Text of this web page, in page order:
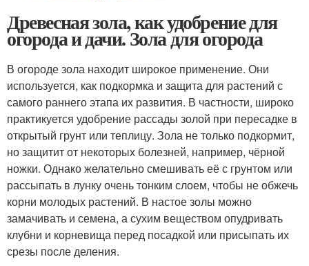
Древесная зола, как удобрение для
огорода и дачи. Зола для огорода
В огороде зола находит широкое применение. Они
используется, как подкормка и защита для растений с
самого раннего этапа их развития. В частности, широко
практикуется удобрение рассады золой при пересадке в
открытый грунт или теплицу. Зола не только подкормит,
но защитит от некоторых болезней, например, чёрной
ножки. Однако желательно смешивать её с грунтом или
рассыпать в лунку очень тонким слоем, чтобы не обжечь
корни молодых растений. В настое золы можно
замачивать и семена, а сухим веществом опудривать
клубни и корневища перед посадкой или присыпать их
срезы после деления.